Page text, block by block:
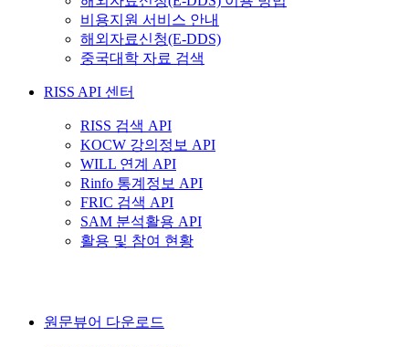
비용지원 서비스 안내
해외자료신청(E-DDS)
중국대학 자료 검색
RISS API 센터
RISS 검색 API
KOCW 강의정보 API
WILL 연계 API
Rinfo 통계정보 API
FRIC 검색 API
SAM 분석활용 API
활용 및 참여 현황
원문뷰어 다운로드